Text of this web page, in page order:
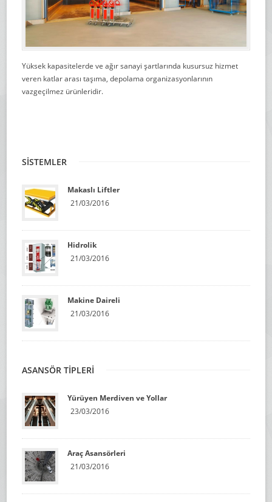
Yüksek kapasitelerde ve ağır sanayi şartlarında kusursuz hizmet
veren katlar arası taşıma, depolama organizasyonlarının
vazgeçilmez ürünleridir.
SİSTEMLER
Makaslı Liftler
21/03/2016
Hidrolik
21/03/2016
Makine Daireli
21/03/2016
ASANSÖR TİPLERİ
Yürüyen Merdiven ve Yollar
23/03/2016
Araç Asansörleri
21/03/2016